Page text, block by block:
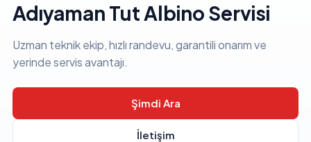
Adıyaman Tut Albino Servisi
Uzman teknik ekip, hızlı randevu, garantili onarım ve
yerinde servis avantajı.
Şimdi Ara
İletişim